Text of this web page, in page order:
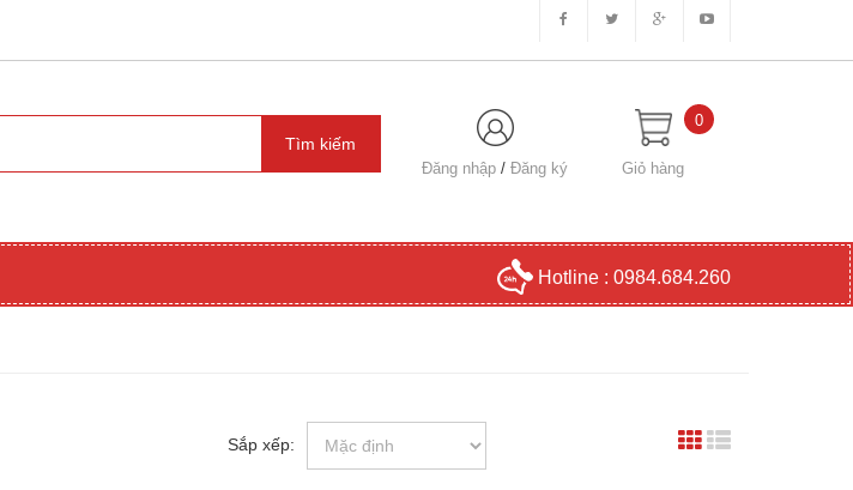
Đăng nhập /Đăng ký Giỏ hàng
0
Hotline : 0984.684.260
Sắp xếp: